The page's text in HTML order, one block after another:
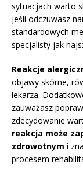
sytuacjach warto
jeśli odczuwasz
standardowych
specjalisty jak
Reakcje
objawy skórne,
lekarza.
zauważasz
zdecydowanie
reakcja może
zdrowotnym i
procesem